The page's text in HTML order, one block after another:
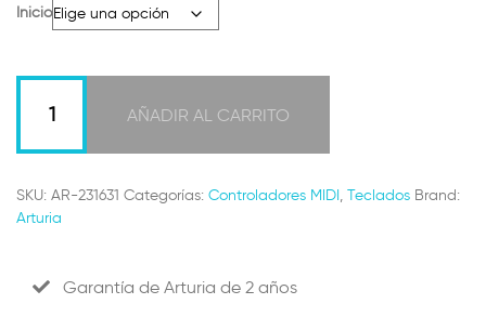
Inicio
KeyLab
Cantidad
AÑADIR AL CARRITO
SKU: AR-231631 Categorías: Controladores MIDI, Teclados Brand:
Arturia
Garantía de Arturia de 2 años